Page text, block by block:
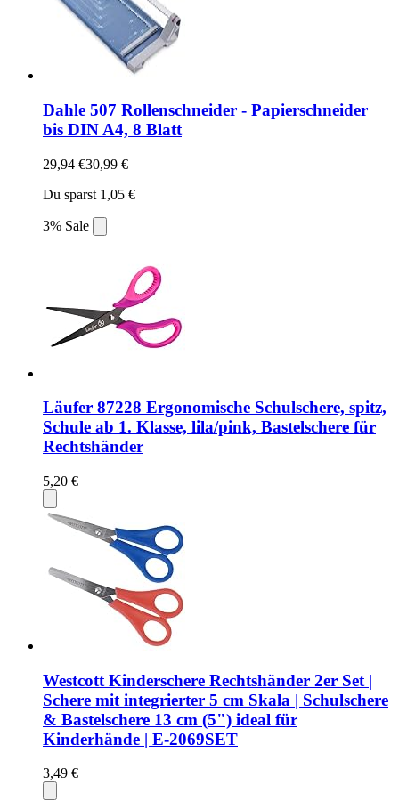
Dahle 507 Rollenschneider - Papierschneider
bis DIN A4, 8 Blatt
29,94 €30,99 €
Du sparst 1,05 €
3% Sale
Läufer 87228 Ergonomische Schulschere, spitz,
Schule ab 1. Klasse, lila/pink, Bastelschere für
Rechtshänder
5,20 €
Westcott Kinderschere Rechtshänder 2er Set |
Schere mit integrierter 5 cm Skala | Schulschere
& Bastelschere 13 cm (5") ideal für
Kinderhände | E-2069SET
3,49 €